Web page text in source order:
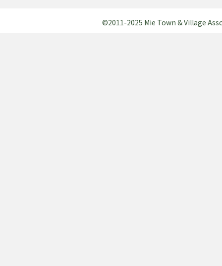
©2011-2025 Mie Town & Village